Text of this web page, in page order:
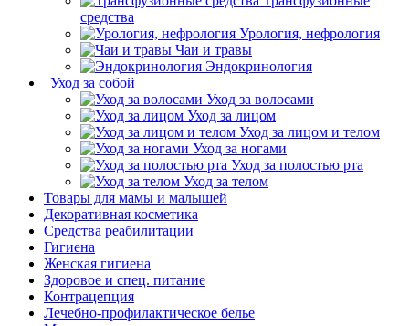
средства
Урология, нефрология
Чаи и травы
Эндокринология
Уход за собой
Уход за волосами
Уход за лицом
Уход за лицом и телом
Уход за ногами
Уход за полостью рта
Уход за телом
Товары для мамы и малышей
Декоративная косметика
Средства реабилитации
Гигиена
Женская гигиена
Здоровое и спец. питание
Контрацепция
Лечебно-профилактическое белье